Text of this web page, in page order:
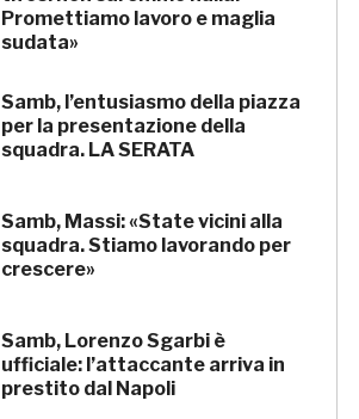
Promettiamo lavoro e maglia
sudata»
Samb, l’entusiasmo della piazza
per la presentazione della
squadra. LA SERATA
Samb, Massi: «State vicini alla
squadra. Stiamo lavorando per
crescere»
Samb, Lorenzo Sgarbi è
ufficiale: l’attaccante arriva in
prestito dal Napoli